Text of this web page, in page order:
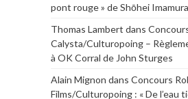
pont rouge » de Shōhei Imamura
Thomas Lambert dans
Calysta/Culturopoing –
à OK Corral de John Sturges
Alain Mignon dans Concours
Films/Culturopoing : « De l’eau